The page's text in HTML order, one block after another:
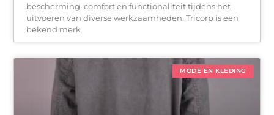
bescherming, comfort en functionaliteit tijdens het
uitvoeren van diverse werkzaamheden. Tricorp is een
bekend merk
MODE EN KLEDING